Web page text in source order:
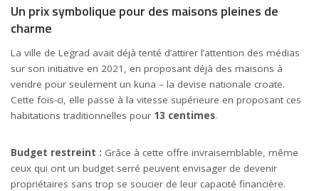
Un prix symbolique pour des maisons pleines de
charme
La ville de Legrad avait déjà tenté d’attirer l’attention des médias
sur son initiative en 2021, en proposant déjà des maisons à
vendre pour seulement un kuna – la devise nationale croate.
Cette fois-ci, elle passe à la vitesse supérieure en proposant ces
habitations traditionnelles pour 13 centimes.
Budget restreint : Grâce à cette offre invraisemblable, même
ceux qui ont un budget serré peuvent envisager de devenir
propriétaires sans trop se soucier de leur capacité financière.